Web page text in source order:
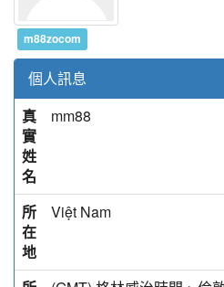
m88zocom
個人訊息
真
實
姓
名
mm88
所
在
地
Việt Nam